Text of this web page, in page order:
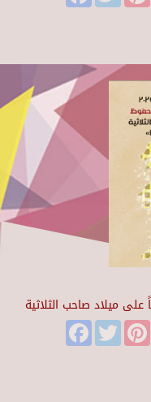
FacebookTwitter